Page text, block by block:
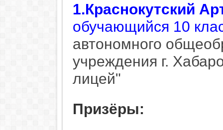
1.Краснокутский
обучающийся 10
автономного
учреждения г.
лицей"
Призёры: